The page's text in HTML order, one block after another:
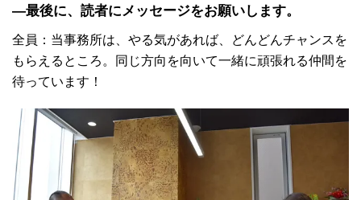
―最後に、読者にメッセージをお願いします。
全員：当事務所は、やる気があれば、どんどんチャンスを
もらえるところ。同じ方向を向いて一緒に頑張れる仲間を
待っています！